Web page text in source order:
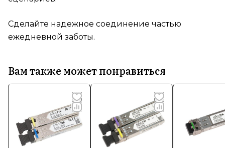
Сделайте надежное соединение частью
ежедневной заботы.
Вам также может понравиться